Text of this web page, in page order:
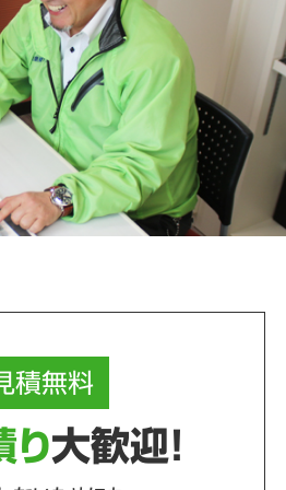
積無料
り大歓迎！